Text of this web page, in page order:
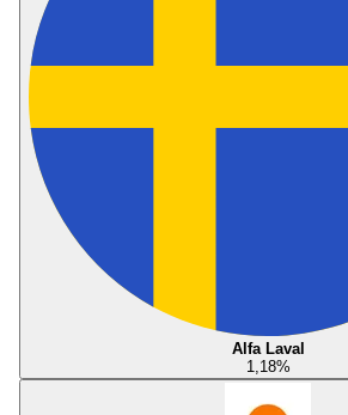
Alfa Laval
1,18%